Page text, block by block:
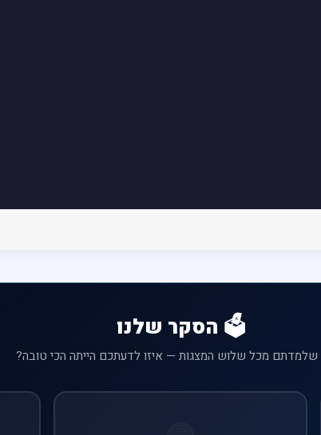
🗳️ הסקר שלנו
שלמדתם מכל שלוש המצגות — איזו לדעתכם הייתה הכי טובה?